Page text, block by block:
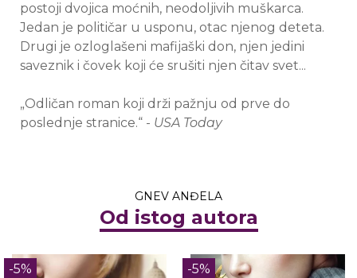
postoji dvojica moćnih, neodoljivih muškarca.
Jedan je političar u usponu, otac njenog deteta.
Drugi je ozloglašeni mafijaški don, njen jedini
saveznik i čovek koji će srušiti njen čitav svet...
„Odličan roman koji drži pažnju od prve do
poslednje stranice.“ - USA Today
GNEV ANĐELA
Od istog autora
-5% -5%